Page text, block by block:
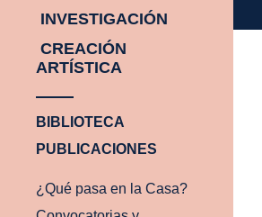
INVESTIGACIÓN
CREACIÓN
ARTÍSTICA
BIBLIOTECA
PUBLICACIONES
¿Qué pasa en la Casa?